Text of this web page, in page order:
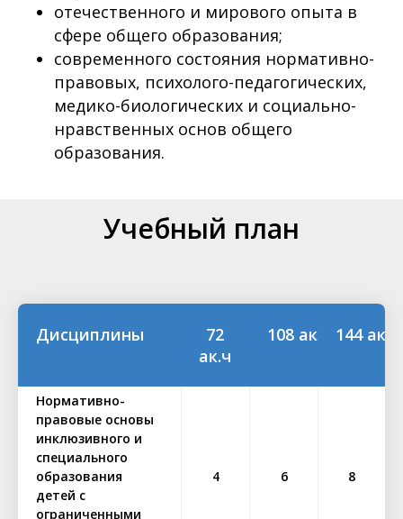
отечественного и мирового опыта в
сфере общего образования;
современного состояния нормативно-
правовых, психолого-педагогических,
медико-биологических и социально-
нравственных основ общего
образования.
Учебный план
Дисциплины
72
ак.ч
108 ак.ч 144 ак.ч
Нормативно-
правовые основы
инклюзивного и
специального
образования
детей с
ограниченными
4 6 8